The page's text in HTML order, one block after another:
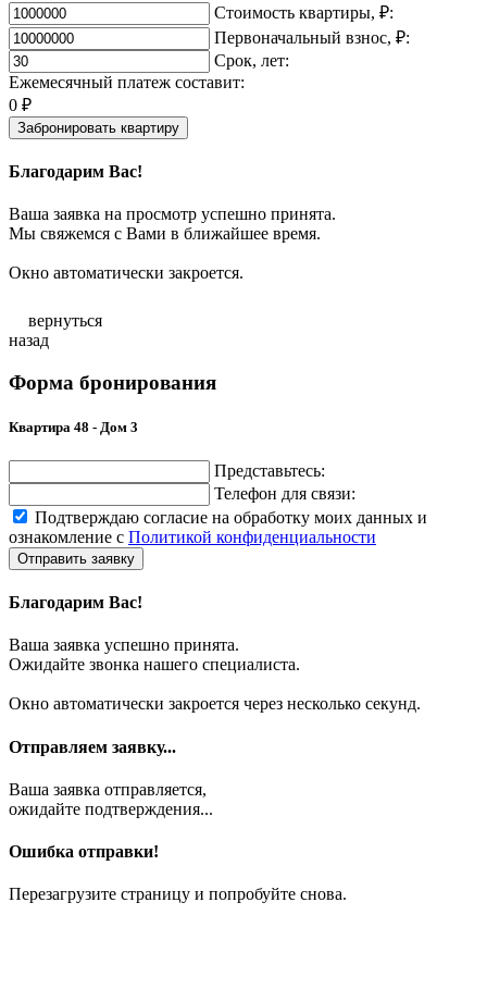
Стоимость квартиры, ₽:
Первоначальный взнос, ₽:
Срок, лет:
Ежемесячный платеж составит:
0 ₽
Забронировать квартиру
Благодарим Вас!
Ваша заявка на просмотр успешно принята.
Мы свяжемся с Вами в ближайшее время.
Окно автоматически закроется.
вернуться
назад
Форма бронирования
Квартира 48 - Дом 3
Представьтесь:
Телефон для связи:
Подтверждаю согласие на обработку моих данных и
ознакомление с Политикой конфиденциальности
Отправить заявку
Благодарим Вас!
Ваша заявка успешно принята.
Ожидайте звонка нашего специалиста.
Окно автоматически закроется через несколько секунд.
Отправляем заявку...
Ваша заявка отправляется,
ожидайте подтверждения...
Ошибка отправки!
Перезагрузите страницу и попробуйте снова.